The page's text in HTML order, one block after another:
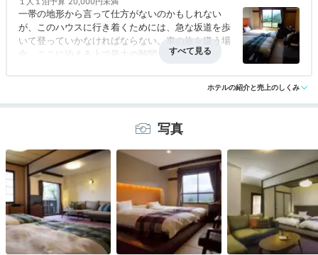
夏季はBBQ、冬季はビュッフェで。信州の四季を楽しむ
夕食
高原の風を感じられる露天風呂で、芯まで温まる
一帯の地形から言って仕方がないのかもしれない
が、このハウスに行き着くためには、急な坂道を歩
いて登っていかなければならない。車の旅を嫌う場
合、ここに泊まる上で最大の難関だ。チェックイン
いては、動きをぎこちなくさせられてしまう難点が
一つあった。寝床のマットレス、床、その間にもう
一段段差があり、踏み違いをさせられそうだった。
限られた部屋の面積を工夫してのことだろうが、普
通にベッドを置いてもらうほうがいいと思った。
夜、蚊に悩まされたのも困った。
ホテルの紹介と売上のしくみ
写真